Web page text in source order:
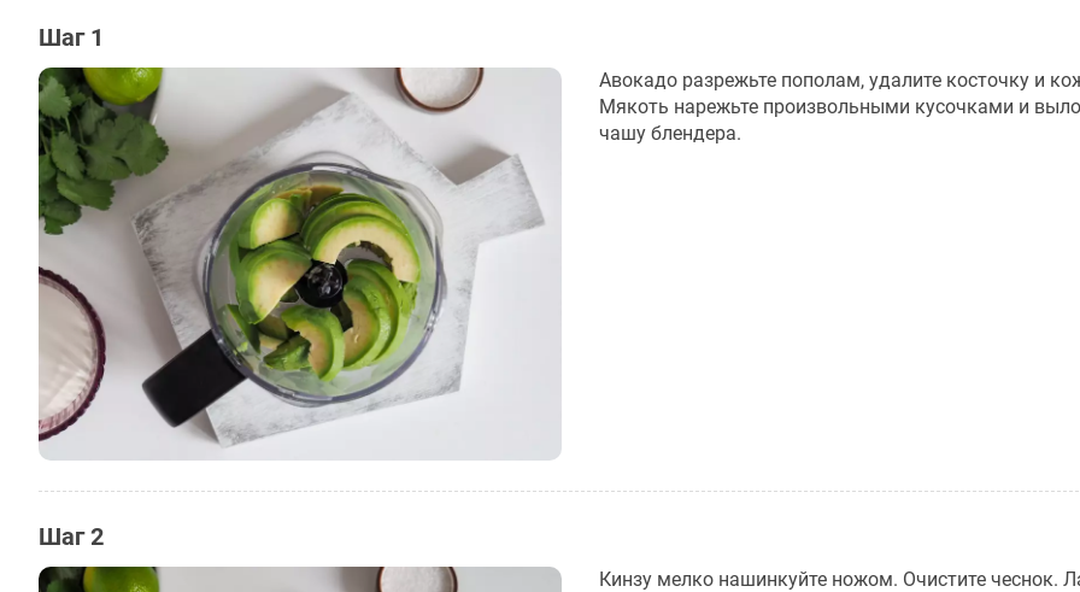
Шаг 1
Авокадо разрежьте пополам, удалите косточку и
Мякоть нарежьте произвольными кусочками и
чашу блендера.
Шаг 2
Кинзу мелко нашинкуйте ножом. Очистите чеснок.